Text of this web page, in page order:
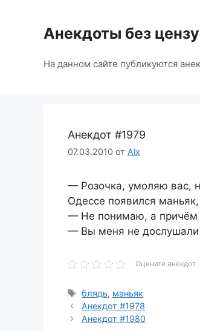
содержимомуАнекдоты без
На данном сайте публикуются
Анекдот #1979
07.03.2010 от Alx
— Розочка, умоляю вас,
Одессе появился
— Не понимаю, а причём
— Вы меня не
Оцените анекдот
Метки
блядь, маньяк
Анекдот #1978
Анекдот #1980